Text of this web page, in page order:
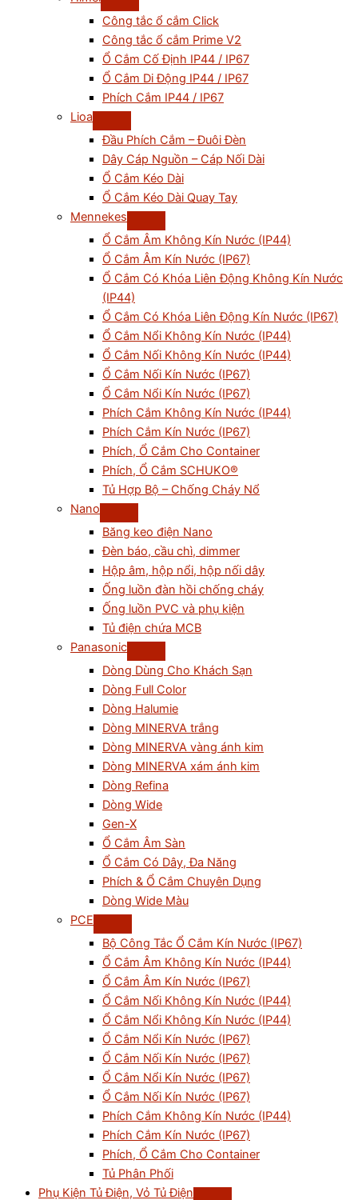
Công tắc ổ cắm Click
Công tắc ổ cắm Prime V2
Ổ Cắm Cố Định IP44 / IP67
Ổ Cắm Di Động IP44 / IP67
Phích Cắm IP44 / IP67
Lioa
Đầu Phích Cắm – Đuôi Đèn
Dây Cáp Nguồn – Cáp Nối Dài
Ổ Cắm Kéo Dài
Ổ Cắm Kéo Dài Quay Tay
Mennekes
Ổ Cắm Âm Không Kín Nước (IP44)
Ổ Cắm Âm Kín Nước (IP67)
Ổ Cắm Có Khóa Liên Động Không Kín Nước
(IP44)
Ổ Cắm Có Khóa Liên Động Kín Nước (IP67)
Ổ Cắm Nổi Không Kín Nước (IP44)
Ổ Cắm Nối Không Kín Nước (IP44)
Ổ Cắm Nối Kín Nước (IP67)
Ổ Cắm Nổi Kín Nước (IP67)
Phích Cắm Không Kín Nước (IP44)
Phích Cắm Kín Nước (IP67)
Phích, Ổ Cắm Cho Container
Phích, Ổ Cắm SCHUKO®
Tủ Hợp Bộ – Chống Cháy Nổ
Nano
Băng keo điện Nano
Đèn báo, cầu chì, dimmer
Hộp âm, hộp nổi, hộp nối dây
Ống luồn đàn hồi chống cháy
Ống luồn PVC và phụ kiện
Tủ điện chứa MCB
Panasonic
Dòng Dùng Cho Khách Sạn
Dòng Full Color
Dòng Halumie
Dòng MINERVA trắng
Dòng MINERVA vàng ánh kim
Dòng MINERVA xám ánh kim
Dòng Refina
Dòng Wide
Gen-X
Ổ Cắm Âm Sàn
Ổ Cắm Có Dây, Đa Năng
Phích & Ổ Cắm Chuyên Dụng
Dòng Wide Màu
PCE
Bộ Công Tắc Ổ Cắm Kín Nước (IP67)
Ổ Cắm Âm Không Kín Nước (IP44)
Ổ Cắm Âm Kín Nước (IP67)
Ổ Cắm Nối Không Kín Nước (IP44)
Ổ Cắm Nổi Không Kín Nước (IP44)
Ổ Cắm Nổi Kín Nước (IP67)
Ổ Cắm Nối Kín Nước (IP67)
Ổ Cắm Nổi Kín Nước (IP67)
Ổ Cắm Nối Kín Nước (IP67)
Phích Cắm Không Kín Nước (IP44)
Phích Cắm Kín Nước (IP67)
Phích, Ổ Cắm Cho Container
Tủ Phân Phối
Phụ Kiện Tủ Điện, Vỏ Tủ Điện